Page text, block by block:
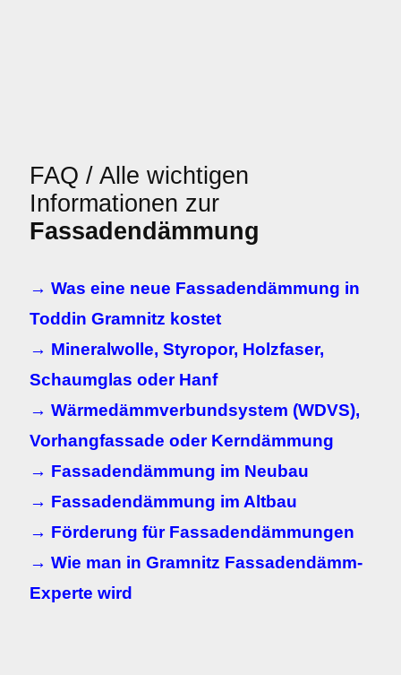
FAQ / Alle wichtigen
Informationen zur
Fassadendämmung
→ Was eine neue Fassadendämmung in
Toddin Gramnitz kostet
→ Mineralwolle, Styropor, Holzfaser,
Schaumglas oder Hanf
→ Wärmedämmverbundsystem (WDVS),
Vorhangfassade oder Kerndämmung
→ Fassadendämmung im Neubau
→ Fassadendämmung im Altbau
→ Förderung für Fassadendämmungen
→ Wie man in Gramnitz Fassadendämm-
Experte wird